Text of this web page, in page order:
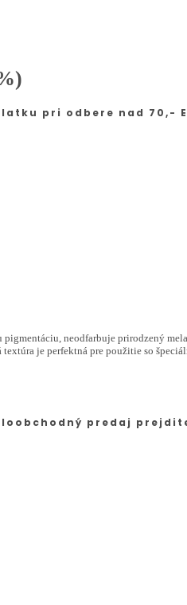
pri odbere nad 70,-
neodfarbuje prirodzený
je perfektná pre použitie so
predaj